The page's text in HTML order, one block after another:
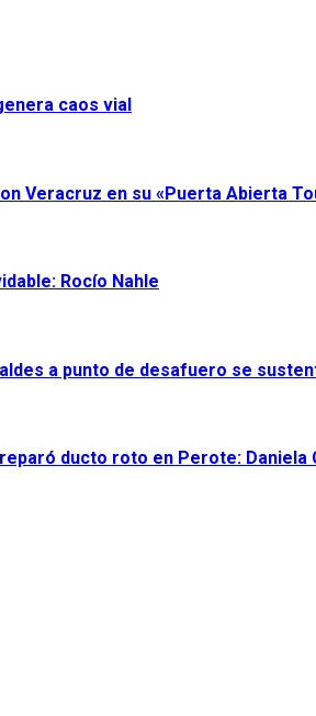
caos vial
Veracruz en su «Puerta Abierta
Rocío Nahle
a punto de desafuero se
ducto roto en Perote: Daniela